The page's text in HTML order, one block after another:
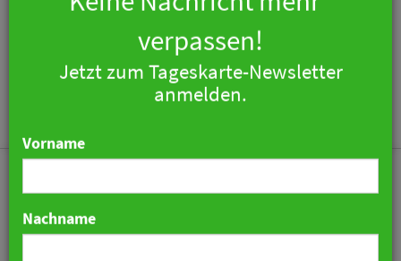
Keine Nachricht mehr
verpassen!